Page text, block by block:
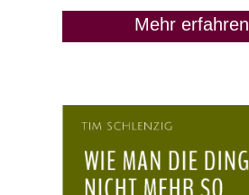
Mehr erfahren